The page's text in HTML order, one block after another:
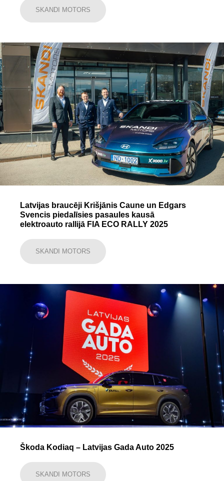
SKANDI MOTORS
Latvijas braucēji Krišjānis Caune un Edgars
Svencis piedalīsies pasaules kausā
elektroauto rallijā FIA ECO RALLY 2025
SKANDI MOTORS
Škoda Kodiaq – Latvijas Gada Auto 2025
SKANDI MOTORS